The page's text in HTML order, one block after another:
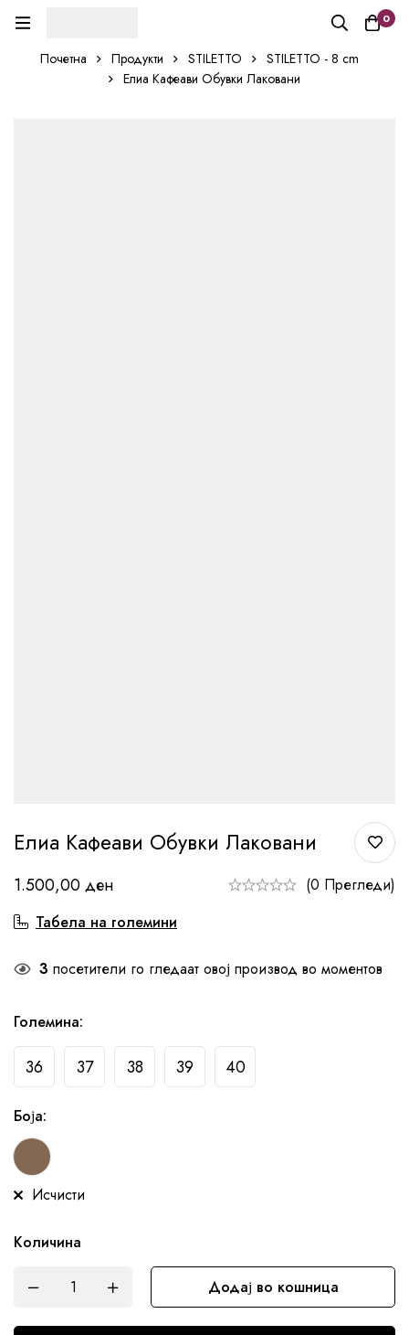
0
Почетна Продукти STILETTO
STILETTO - 8 cm
Елиа Кафеави Обувки Лаковани
Елиа Кафеави Обувки Лаковани
1.500,00ден
(0 Прегледи)
Табела на големини
3 посетители го гледаат овој производ во моментов
Големина:
36 37 38 39 40
Боја:
Исчисти
Количина
Додај во кошница